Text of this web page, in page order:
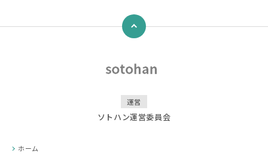
↑
運営
ソトハン運営委員会
ホーム